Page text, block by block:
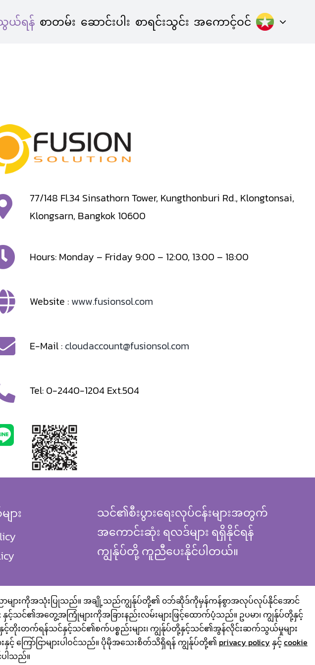
ပညာများကိုအသုံးပြုသည်။ အချို့သည်ကျွန်ုပ်တို့၏ ၀ဘ်ဆိုဒ်ကိုမှန်ကန်စွာအလုပ်လုပ်နိုင်အောင်
သင်၏အတွေ့အကြုံများကိုအခြားနည်းလမ်းများဖြင့်ထောက်ပံ့သည်။ ဥပမာ၊ ကျွန်ုပ်တို့နှင့်
င့်တိုးတက်ရန်သင်နှင့်သင်၏စက်ပစ္စည်းများ၊ ကျွန်ုပ်တို့နှင့်သင်၏အွန်လိုင်းဆက်သွယ်မှုများ
ကြော်ငြာများပါဝင်သည်။ ပိုမိုအသေးစိတ်သိရှိရန် ကျွန်ုပ်တို့၏ privacy policy နှင့်cookie
ါသည်။
ရန် စာတမ်း ဆောင်းပါး စာရင်းသွင်း အကောင့်ဝင်
77/148 Fl.34 Sinsathorn Tower, Kungthonburi Rd., Klongtonsai,
Klongsarn, Bangkok 10600
Hours: Monday – Friday 9:00 – 12:00, 13:00 – 18:00
Website : www.fusionsol.com
E-Mail : cloudaccount@fusionsol.com
Tel: 0-2440-1204 Ext.504
ား
သင်၏စီးပွားရေးလုပ်ငန်းများအတွက်
အကောင်းဆုံး ရလဒ်များ ရရှိနိုင်ရန်
ကျွန်ုပ်တို့ ကူညီပေးနိုင်ပါတယ်။
Line QR